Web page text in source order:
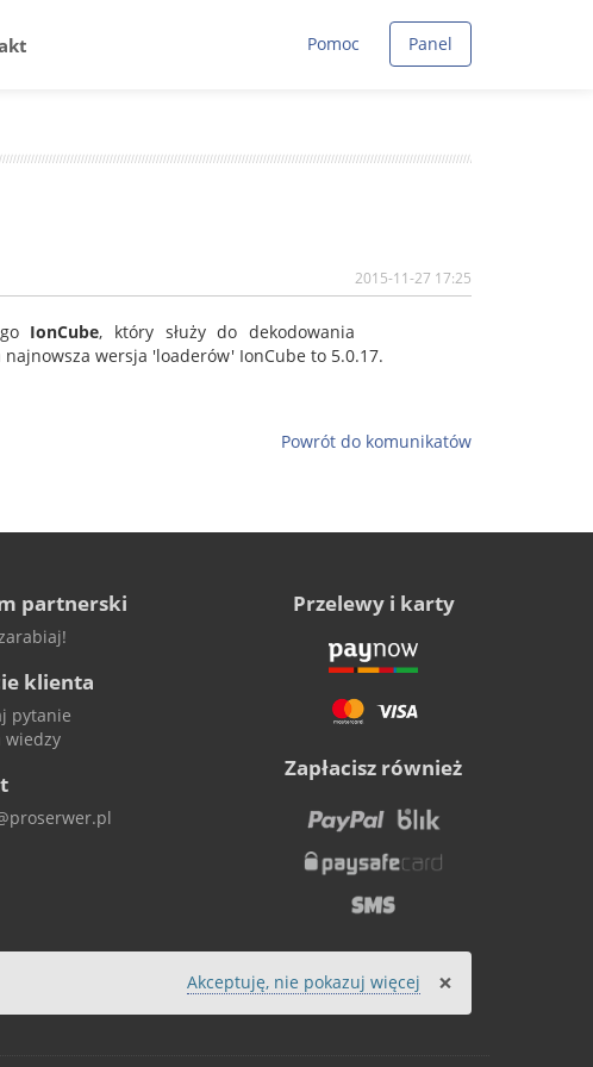
Panel
Pomoc
2015-11-27 17:25
IonCube, który służy do dekodowania
wersja 'loaderów' IonCube to 5.0.17.
Powrót do komunikatów
partnerski
klienta
pytanie
wiedzy
Przelewy i karty
Zapłacisz również
×
Akceptuję, nie pokazuj więcej